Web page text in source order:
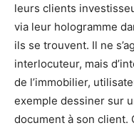
leurs clients
via leur hologramme
ils se trouvent. Il ne
interlocuteur, mais
de l’immobilier,
exemple dessiner sur
document à son client.